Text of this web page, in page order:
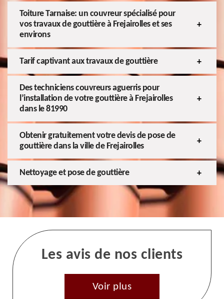
Toiture Tarnaise: un couvreur spécialisé pour
vos travaux de gouttière à Frejairolles et ses
environs
Tarif captivant aux travaux de gouttière
Des techniciens couvreurs aguerris pour
l’installation de votre gouttière à Frejairolles
dans le 81990
Obtenir gratuitement votre devis de pose de
gouttière dans la ville de Frejairolles
Nettoyage et pose de gouttière
Les avis de nos clients
Voir plus